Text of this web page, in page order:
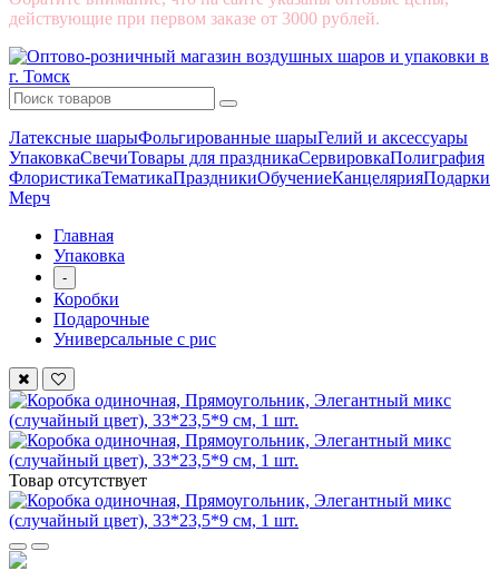
действующие при первом заказе от 3000 рублей.
Латексные шарыФольгированные шарыГелий и аксессуары
УпаковкаСвечиТовары для праздникаСервировкаПолиграфия
ФлористикаТематикаПраздникиОбучениеКанцелярияПодарки
Мерч
Главная
Упаковка
-
Коробки
Подарочные
Универсальные с рис
Товар отсутствует